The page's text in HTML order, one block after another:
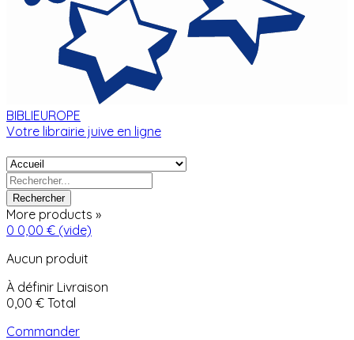
BIBLIEUROPE
Votre librairie juive en ligne
Rechercher
More products »
0 0,00 € (vide)
Aucun produit
À définir Livraison
0,00 € Total
Commander